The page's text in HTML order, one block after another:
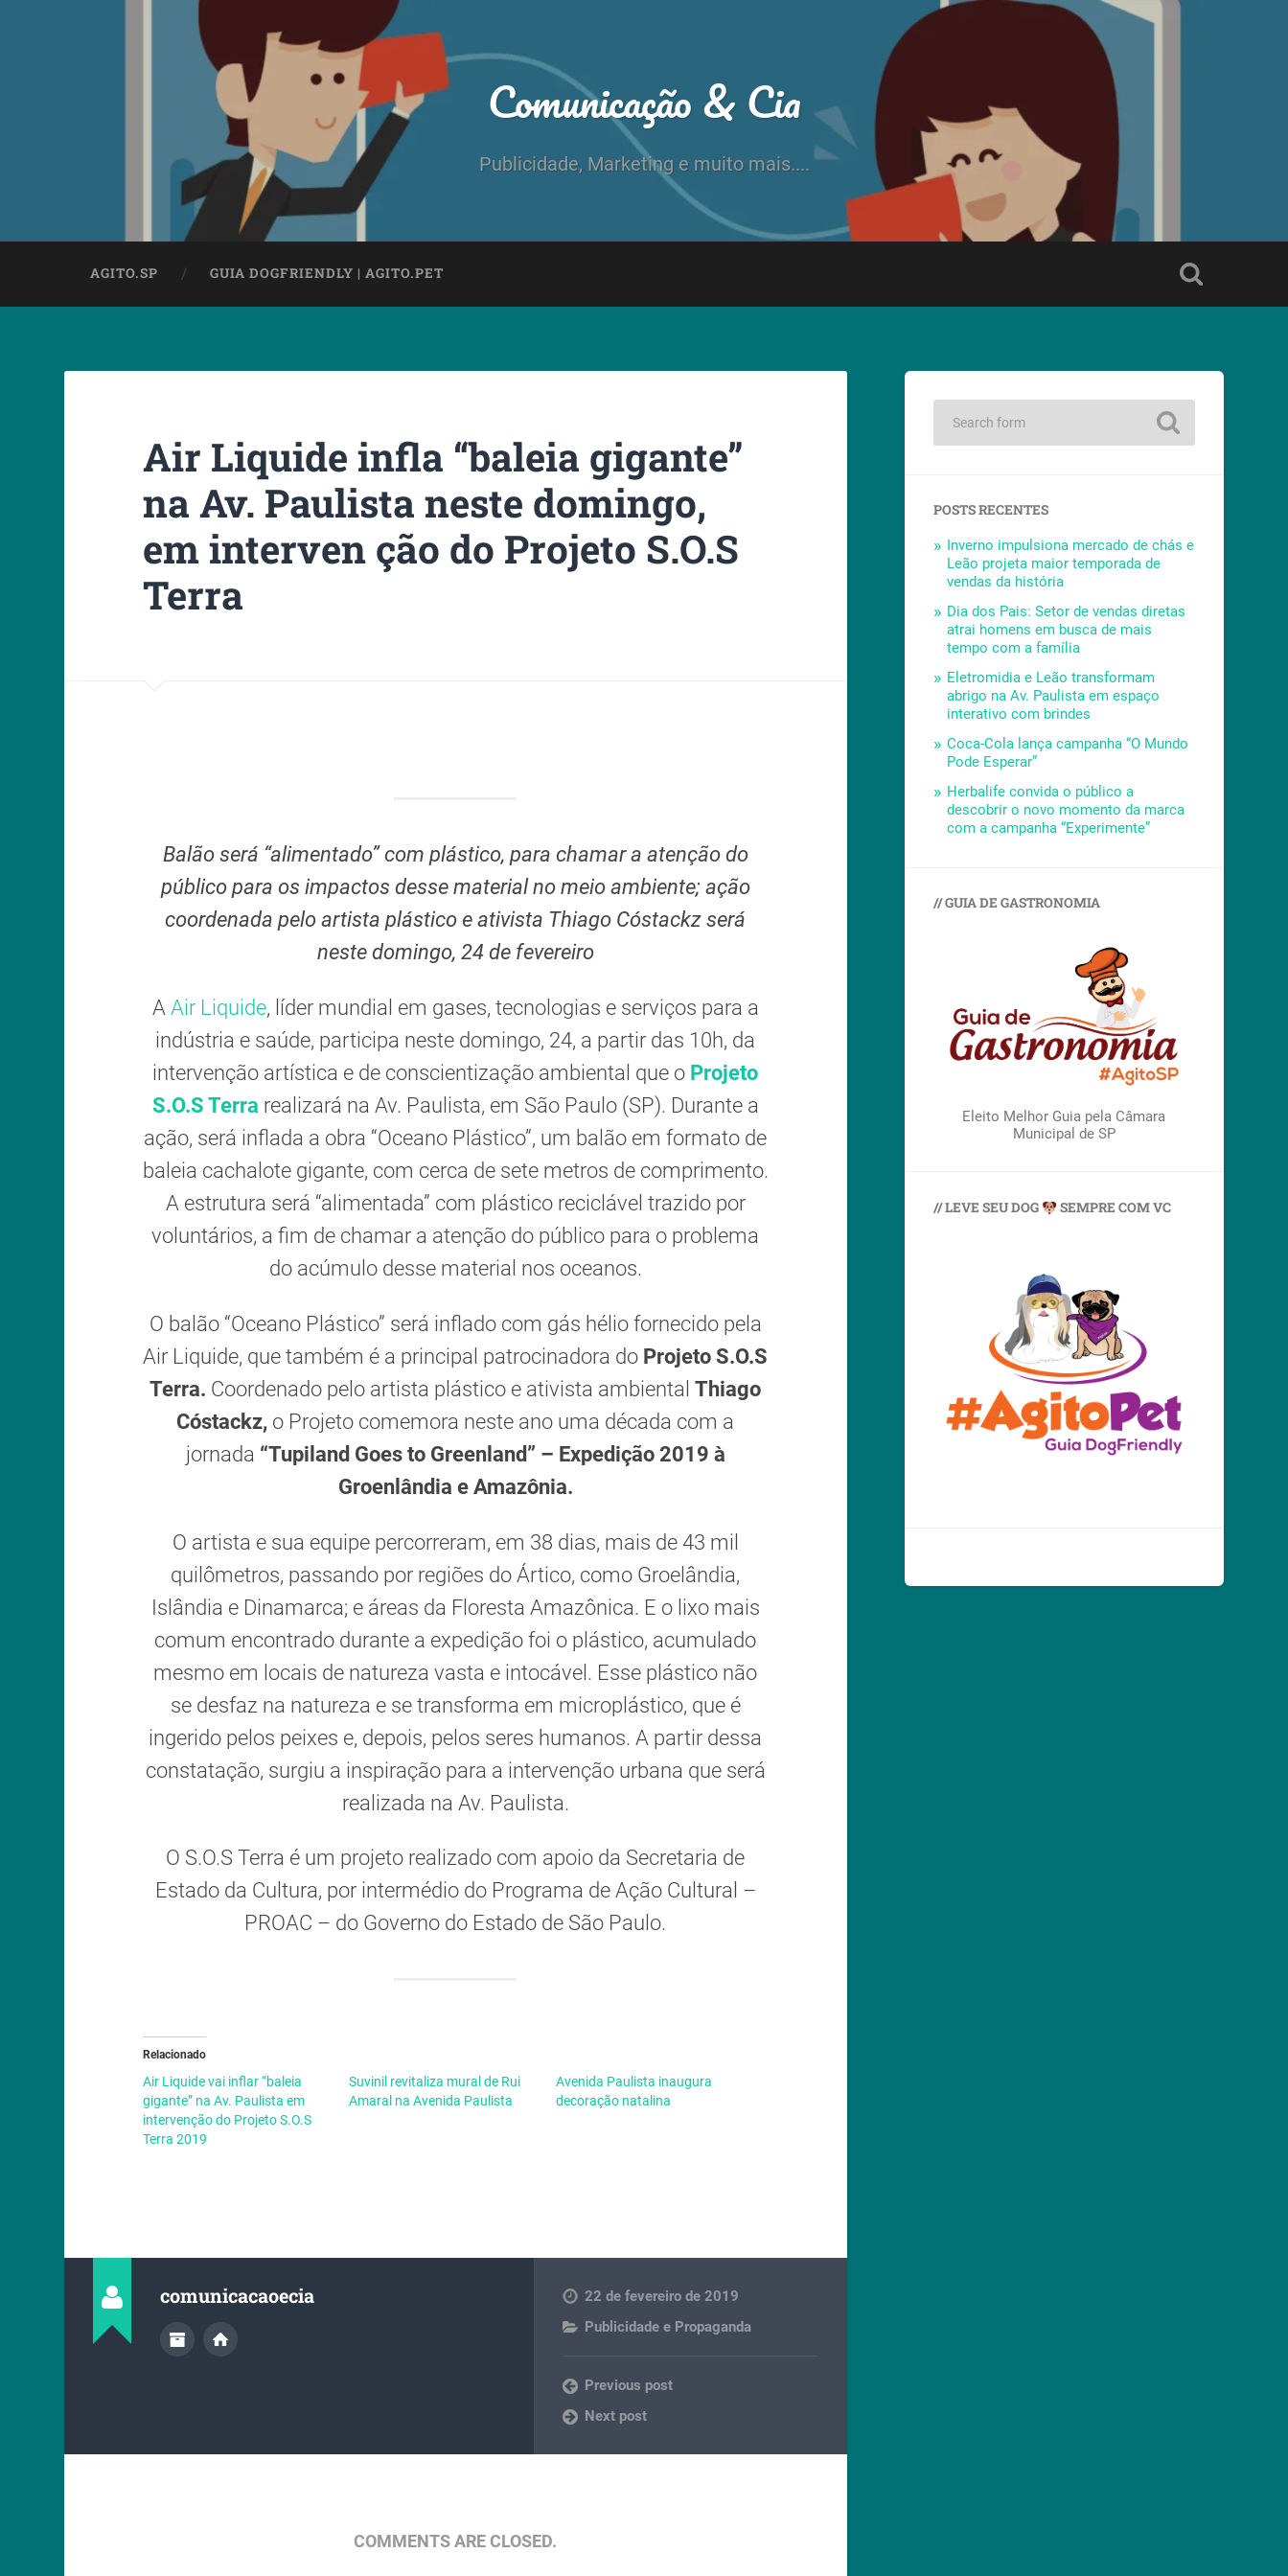
Comunicação & Cia
Publicidade, Marketing e muito mais....
AGITO.SP GUIA DOGFRIENDLY | AGITO.PET
Air Liquide infla “baleia gigante”
na Av. Paulista neste domingo,
em interven ção do Projeto S.O.S
Terra
Balão será “alimentado” com plástico, para chamar a atenção do
público para os impactos desse material no meio ambiente; ação
coordenada pelo artista plástico e ativista Thiago Cóstackz será
neste domingo, 24 de fevereiro
A Air Liquide, líder mundial em gases, tecnologias e serviços para a
indústria e saúde, participa neste domingo, 24, a partir das 10h, da
intervenção artística e de conscientização ambiental que o Projeto
S.O.S Terra realizará na Av. Paulista, em São Paulo (SP). Durante a
ação, será inflada a obra “Oceano Plástico”, um balão em formato de
baleia cachalote gigante, com cerca de sete metros de comprimento.
A estrutura será “alimentada” com plástico reciclável trazido por
voluntários, a fim de chamar a atenção do público para o problema
do acúmulo desse material nos oceanos.
O balão “Oceano Plástico” será inflado com gás hélio fornecido pela
Air Liquide, que também é a principal patrocinadora do Projeto S.O.S
Terra. Coordenado pelo artista plástico e ativista ambientalThiago
Cóstackz, o Projeto comemora neste ano uma década com a
jornada “Tupiland Goes to Greenland” – Expedição 2019 à
Groenlândia e Amazônia.
O artista e sua equipe percorreram, em 38 dias, mais de 43 mil
quilômetros, passando por regiões do Ártico, como Groelândia,
Islândia e Dinamarca; e áreas da Floresta Amazônica. E o lixo mais
comum encontrado durante a expedição foi o plástico, acumulado
mesmo em locais de natureza vasta e intocável. Esse plástico não
se desfaz na natureza e se transforma em microplástico, que é
ingerido pelos peixes e, depois, pelos seres humanos. A partir dessa
constatação, surgiu a inspiração para a intervenção urbana que será
realizada na Av. Paulista.
O S.O.S Terra é um projeto realizado com apoio da Secretaria de
Estado da Cultura, por intermédio do Programa de Ação Cultural –
PROAC – do Governo do Estado de São Paulo.
Relacionado
Air Liquide vai inflar “baleia
gigante” na Av. Paulista em
intervenção do Projeto S.O.S
Terra 2019
Suvinil revitaliza mural de Rui
Amaral na Avenida Paulista
Avenida Paulista inaugura
decoração natalina
comunicacaoecia
22 de fevereiro de 2019
Publicidade e Propaganda
Previous post
Next post
COMMENTS ARE CLOSED.
POSTS RECENTES
Inverno impulsiona mercado de chás e
Leão projeta maior temporada de
vendas da história
Dia dos Pais: Setor de vendas diretas
atrai homens em busca de mais
tempo com a família
Eletromidia e Leão transformam
abrigo na Av. Paulista em espaço
interativo com brindes
Coca-Cola lança campanha “O Mundo
Pode Esperar”
Herbalife convida o público a
descobrir o novo momento da marca
com a campanha “Experimente”
// GUIA DE GASTRONOMIA
Eleito Melhor Guia pela Câmara
Municipal de SP
// LEVE SEU DOG SEMPRE COM VC